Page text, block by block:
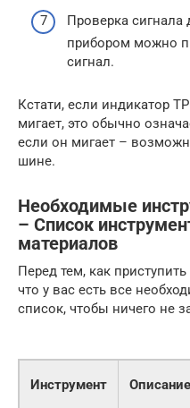
Проверка
прибором можно
сигнал.
Кстати, если индикатор
мигает, это обычно
если он мигает –
шине.
Необходимые
– Список
материалов
Перед тем, как
что у вас есть все
список, чтобы ничего не
Инструмент Описание